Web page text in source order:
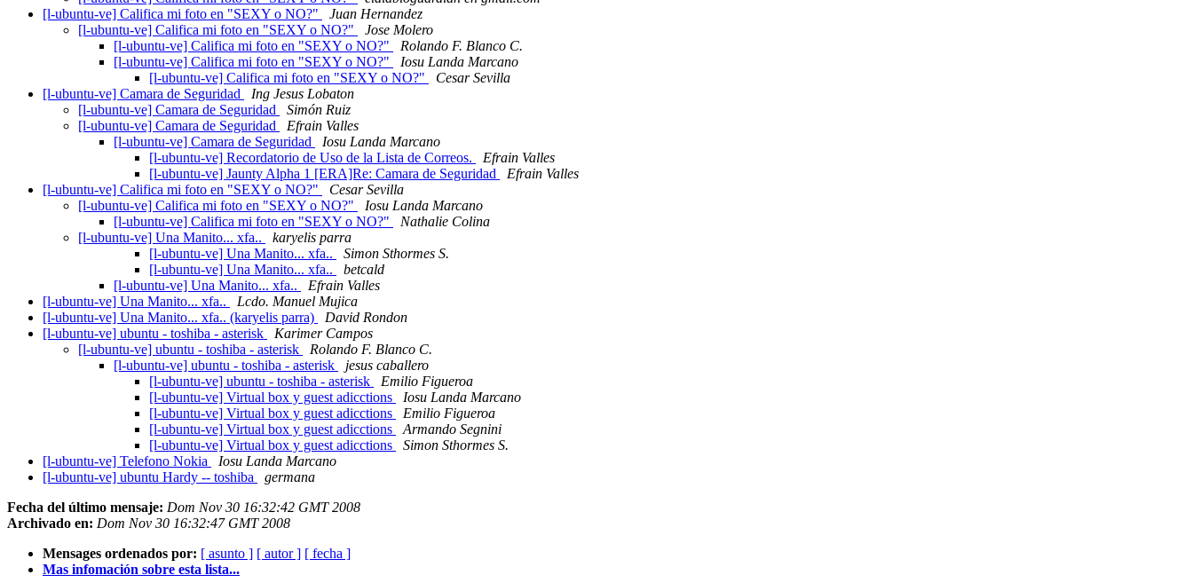
[l-ubuntu-ve] Califica mi foto en "SEXY o NO?"
Juan Hernandez
[l-ubuntu-ve] Califica mi foto en "SEXY o NO?"
Jose Molero
[l-ubuntu-ve] Califica mi foto en "SEXY o NO?"
Rolando F. Blanco C.
[l-ubuntu-ve] Califica mi foto en "SEXY o NO?"
Iosu Landa Marcano
[l-ubuntu-ve] Califica mi foto en "SEXY o NO?"
Cesar Sevilla
[l-ubuntu-ve] Camara de Seguridad
Ing Jesus Lobaton
[l-ubuntu-ve] Camara de Seguridad
Simón Ruiz
[l-ubuntu-ve] Camara de Seguridad
Efrain Valles
[l-ubuntu-ve] Camara de Seguridad
Iosu Landa Marcano
[l-ubuntu-ve] Recordatorio de Uso de la Lista de Correos.
Efrain Valles
[l-ubuntu-ve] Jaunty Alpha 1 [ERA]Re: Camara de Seguridad
Efrain Valles
[l-ubuntu-ve] Califica mi foto en "SEXY o NO?"
Cesar Sevilla
[l-ubuntu-ve] Califica mi foto en "SEXY o NO?"
Iosu Landa Marcano
[l-ubuntu-ve] Califica mi foto en "SEXY o NO?"
Nathalie Colina
[l-ubuntu-ve] Una Manito... xfa..
karyelis parra
[l-ubuntu-ve] Una Manito... xfa..
Simon Sthormes S.
[l-ubuntu-ve] Una Manito... xfa..
betcald
[l-ubuntu-ve] Una Manito... xfa..
Efrain Valles
[l-ubuntu-ve] Una Manito... xfa..
Lcdo. Manuel Mujica
[l-ubuntu-ve] Una Manito... xfa.. (karyelis parra)
David Rondon
[l-ubuntu-ve] ubuntu - toshiba - asterisk
Karimer Campos
[l-ubuntu-ve] ubuntu - toshiba - asterisk
Rolando F. Blanco C.
[l-ubuntu-ve] ubuntu - toshiba - asterisk
jesus caballero
[l-ubuntu-ve] ubuntu - toshiba - asterisk
Emilio Figueroa
[l-ubuntu-ve] Virtual box y guest adicctions
Iosu Landa Marcano
[l-ubuntu-ve] Virtual box y guest adicctions
Emilio Figueroa
[l-ubuntu-ve] Virtual box y guest adicctions
Armando Segnini
[l-ubuntu-ve] Virtual box y guest adicctions
Simon Sthormes S.
[l-ubuntu-ve] Telefono Nokia
Iosu Landa Marcano
[l-ubuntu-ve] ubuntu Hardy -- toshiba
germana
Fecha del último mensaje: Dom Nov 30 16:32:42 GMT 2008
Archivado en: Dom Nov 30 16:32:47 GMT 2008
Mensages ordenados por: [ asunto ] [ autor ] [ fecha ]
Mas infomación sobre esta lista...